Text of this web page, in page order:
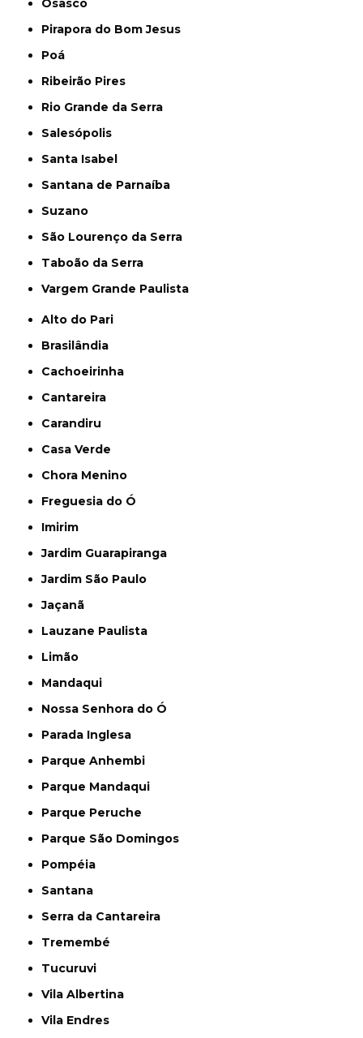
Osasco
Pirapora do Bom Jesus
Poá
Ribeirão Pires
Rio Grande da Serra
Salesópolis
Santa Isabel
Santana de Parnaíba
Suzano
São Lourenço da Serra
Taboão da Serra
Vargem Grande Paulista
Alto do Pari
Brasilândia
Cachoeirinha
Cantareira
Carandiru
Casa Verde
Chora Menino
Freguesia do Ó
Imirim
Jardim Guarapiranga
Jardim São Paulo
Jaçanã
Lauzane Paulista
Limão
Mandaqui
Nossa Senhora do Ó
Parada Inglesa
Parque Anhembi
Parque Mandaqui
Parque Peruche
Parque São Domingos
Pompéia
Santana
Serra da Cantareira
Tremembé
Tucuruvi
Vila Albertina
Vila Endres